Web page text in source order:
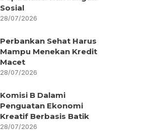
Sosial
28/07/2026
Perbankan Sehat Harus
Mampu Menekan Kredit
Macet
28/07/2026
Komisi B Dalami
Penguatan Ekonomi
Kreatif Berbasis Batik
28/07/2026